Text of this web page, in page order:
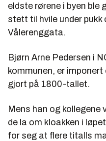
eldste rørene i byen ble
stett til hvile under pukk
Vålerenggata.
Bjørn Arne Pedersen i
kommunen, er
gjort på 1800-tallet.
Mens han og kollegene
de la om kloakken i
for seg at flere titalls